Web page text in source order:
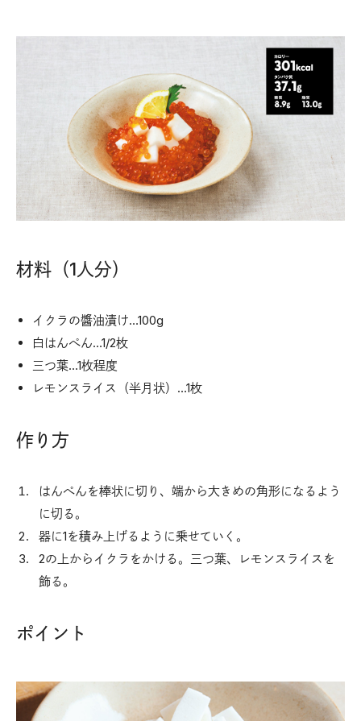
材料（1人分）
イクラの醬油漬け…100g
白はんぺん…1/2枚
三つ葉…1枚程度
レモンスライス（半月状）…1枚
作り方
はんぺんを棒状に切り、端から大きめの角形になるよう
に切る。
器に1を積み上げるように乗せていく。
2の上からイクラをかける。三つ葉、レモンスライスを
飾る。
ポイント